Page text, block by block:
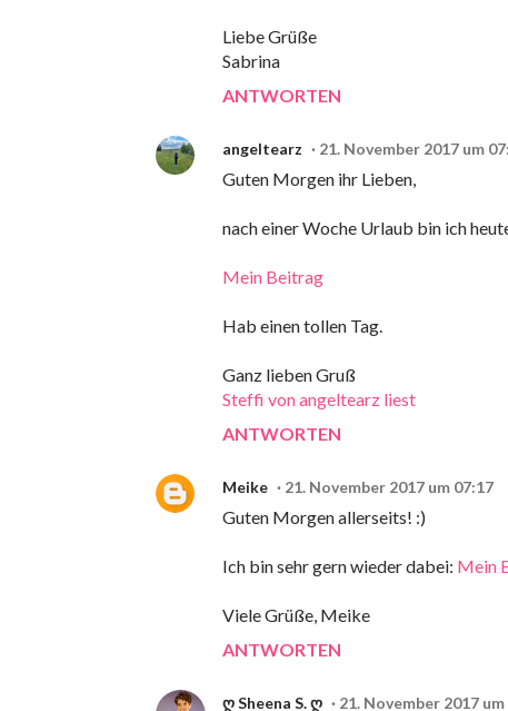
Liebe Grüße
Sabrina
ANTWORTEN
angeltearz 21. November 2017 um
Guten Morgen ihr Lieben,
nach einer Woche Urlaub bin ich
Mein Beitrag
Hab einen tollen Tag.
Ganz lieben Gruß
Steffi von angeltearz liest
ANTWORTEN
Meike 21. November 2017 um 07:17
Guten Morgen allerseits! :)
Ich bin sehr gern wieder dabei: Mein
Viele Grüße, Meike
ANTWORTEN
ღ Sheena S. ღ 21. November 2017